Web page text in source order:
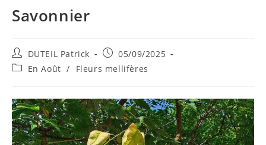
Savonnier
DUTEIL Patrick
05/09/2025
En Août / Fleurs mellifères